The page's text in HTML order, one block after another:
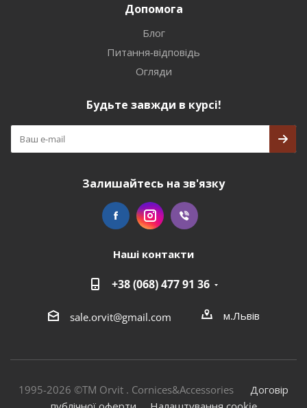
Допомога
Блог
Питання-відповідь
Огляди
Будьте завжди в курсі!
Залишайтесь на зв'язку
Наші контакти
+38 (068) 477 91 36
sale.orvit@gmail.com м.Львів
1995-2026 ©TM Orvit . Cornices&Accessories Договір